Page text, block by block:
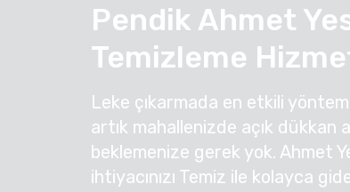
Pendik Ahmet
Temizleme
Leke çıkarmada en etkili
artık mahallenizde açık dükkan
beklemenize gerek yok. Ahmet
ihtiyacınızı Temiz ile kolayca